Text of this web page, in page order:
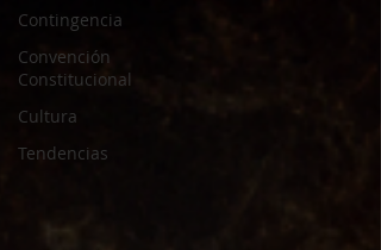
Contingencia
Convención
Constitucional
Cultura
Tendencias